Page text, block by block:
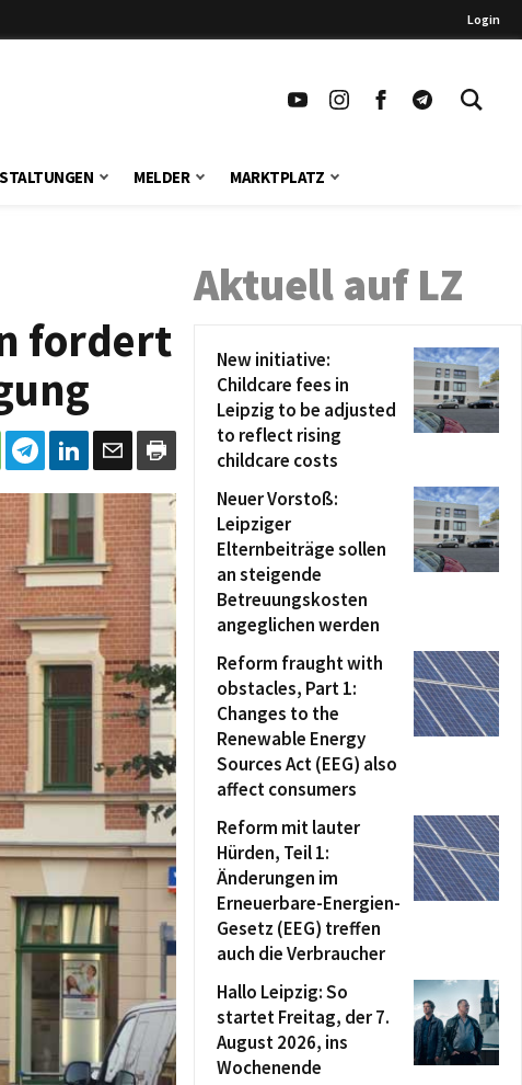
Login
MELDER MARKTPLATZ
fordert
Aktuell auf LZ
New initiative:
Childcare fees in
Leipzig to be adjusted
to reflect rising
childcare costs
Neuer Vorstoß:
Leipziger
Elternbeiträge sollen
an steigende
Betreuungskosten
angeglichen werden
Reform fraught with
obstacles, Part 1:
Changes to the
Renewable Energy
Sources Act (EEG) also
affect consumers
Reform mit lauter
Hürden, Teil 1:
Änderungen im
Erneuerbare-Energien-
Gesetz (EEG) treffen
auch die Verbraucher
Hallo Leipzig: So
startet Freitag, der 7.
August 2026, ins
Wochenende